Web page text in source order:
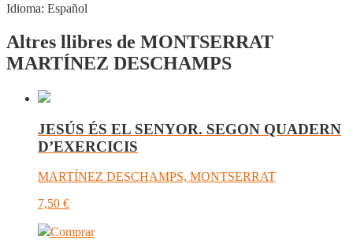
Idioma: Español
Altres llibres de MONTSERRAT
MARTÍNEZ DESCHAMPS
JESÚS ÉS EL SENYOR. SEGON QUADERN
D’EXERCICIS
MARTÍNEZ DESCHAMPS, MONTSERRAT
7,50 €
Comprar